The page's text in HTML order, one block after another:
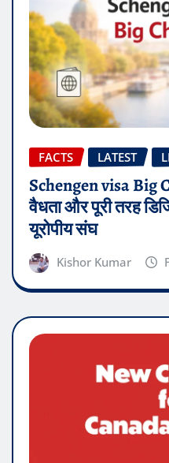
FACTS LATEST
Schengen visa Big
वैधता और पूरी तरह
यूरोपीय संघ
Kishor Kumar